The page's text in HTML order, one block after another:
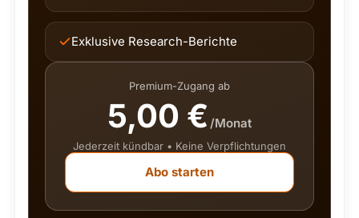
Exklusive Research-Berichte
Premium-Zugang ab
5,00 € /Monat
Jederzeit kündbar • Keine Verpflichtungen
Abo starten